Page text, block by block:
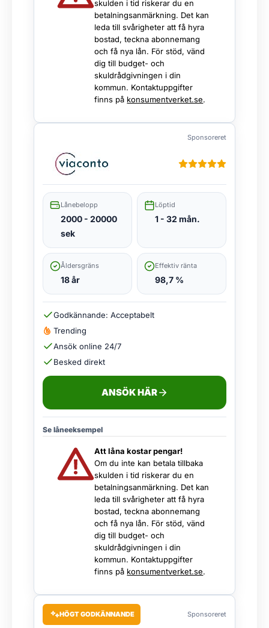
skulden i tid riskerar du en
betalningsanmärkning. Det kan
leda till svårigheter att få hyra
bostad, teckna abonnemang
och få nya lån. För stöd, vänd
dig till budget- och
skuldrådgivningen i din
kommun. Kontaktuppgifter
finns på konsumentverket.se.
Sponsoreret
Lånebelopp
2000 - 20000
sek
Löptid
1 - 32 mån.
Åldersgräns
18 år
Effektiv ränta
98,7 %
Godkännande: Acceptabelt
Trending
Ansök online 24/7
Besked direkt
ANSÖK HÄR
Se låneeksempel
Att låna kostar pengar!
Om du inte kan betala tillbaka
skulden i tid riskerar du en
betalningsanmärkning. Det kan
leda till svårigheter att få hyra
bostad, teckna abonnemang
och få nya lån. För stöd, vänd
dig till budget- och
skuldrådgivningen i din
kommun. Kontaktuppgifter
finns på konsumentverket.se.
HÖGT GODKÄNNANDE Sponsoreret